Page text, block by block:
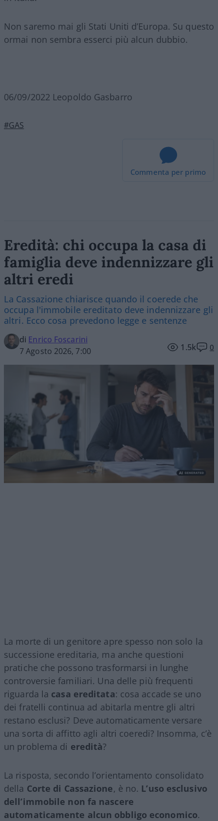
Non saremo mai gli Stati Uniti d’Europa. Su questo
ormai non sembra esserci più alcun dubbio.
06/09/2022 Leopoldo Gasbarro
#GAS
Commenta per primo
Eredità: chi occupa la casa di
famiglia deve indennizzare gli
altri eredi
La Cassazione chiarisce quando il coerede che
occupa l'immobile ereditato deve indennizzare gli
altri. Ecco cosa prevedono legge e sentenze
di Enrico Foscarini
7 Agosto 2026, 7:00
1.5k 0
La morte di un genitore apre spesso non solo la
successione ereditaria, ma anche questioni
pratiche che possono trasformarsi in lunghe
controversie familiari. Una delle più frequenti
riguarda la casa ereditata: cosa accade se uno
dei fratelli continua ad abitarla mentre gli altri
restano esclusi? Deve automaticamente versare
una sorta di affitto agli altri coeredi? Insomma, c’è
un problema di eredità?
La risposta, secondo l’orientamento consolidato
della Corte di Cassazione, è no. L’uso esclusivo
dell’immobile non fa nascere
automaticamente alcun obbligo economico.